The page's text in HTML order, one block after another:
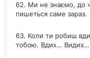
62. Ми не знаємо, до
пишеться саме зараз.
63. Коли ти робиш
тобою. Вдих… Видих…